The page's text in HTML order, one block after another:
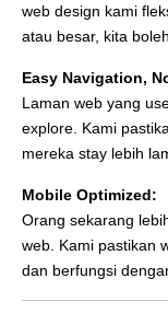
web design kami
atau besar, kita
Easy Navigation,
Laman web yang
explore. Kami
mereka stay lebih
Mobile Optimized:
Orang sekarang
web. Kami pastikan
dan berfungsi